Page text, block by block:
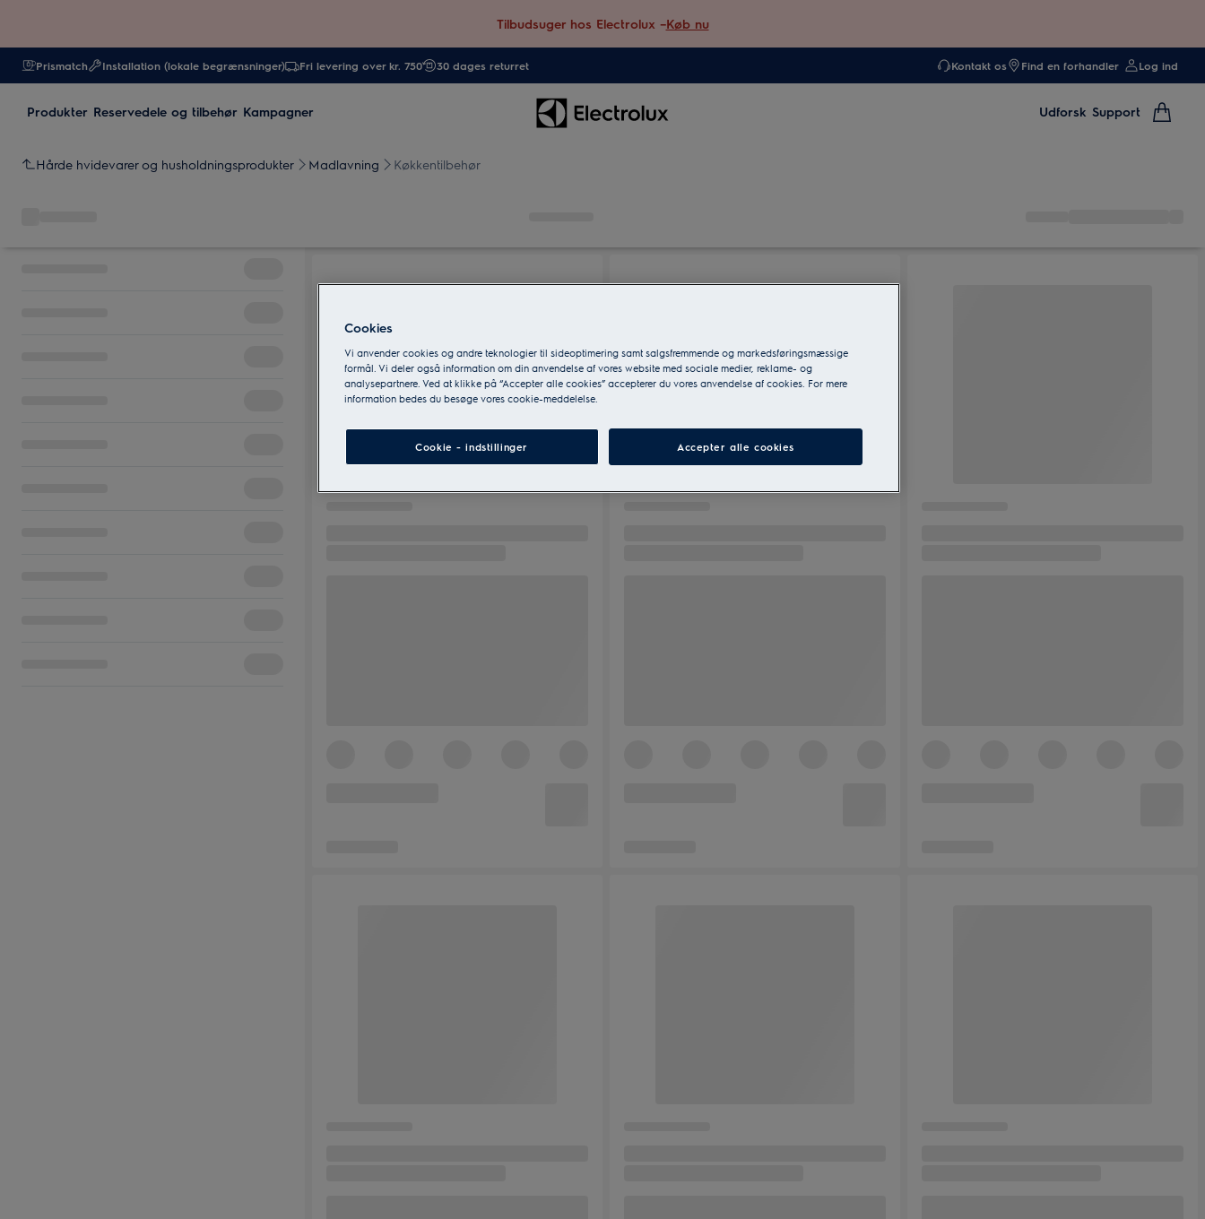
Tilbudsuger hos Electrolux –Køb nu
Prismatch Installation (lokale begrænsninger) Fri levering over kr. 750 30 dages returret Kontakt os Find en forhandler Log ind
Produkter Reservedele og tilbehør Kampagner Udforsk Support
Hårde hvidevarer og husholdningsprodukter Madlavning Køkkentilbehør
Cookies
Vi anvender cookies og andre teknologier til sideoptimering samt salgsfremmende og markedsføringsmæssige
formål. Vi deler også information om din anvendelse af vores website med sociale medier, reklame- og
analysepartnere. Ved at klikke på “Accepter alle cookies” accepterer du vores anvendelse af cookies. For mere
information bedes du besøge vores cookie-meddelelse.
Cookie - indstillinger Accepter alle cookies